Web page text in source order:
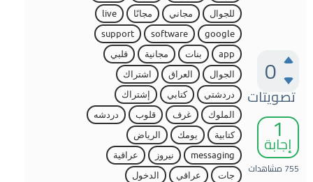
0
تصويتات
1
إجابة
755 مشاهدات
للجوال
مجاني مجانًا
live
google
software
support
app
بنات مجانية
قلبي
الجوال
العراق
اشتراك
دردشتي
كتابي
إشتراك
الملوك
غرف قلوب
دردشه
كتابية
يومك
الرياض
messaging
نيروز
عراقية
جات
عراقي
الدخول